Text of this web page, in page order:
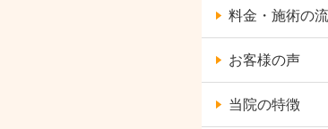
料金・施術の
お客様の声
当院の特徴